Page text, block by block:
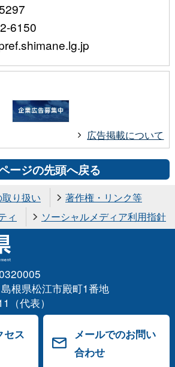
6150
広告掲載について
ージの先頭へ戻る
り扱い
著作権・リンク等
ィ
ソーシャルメディア利用指針
根県松江市殿町1番地
代表）
セス
メールでのお問い
合わせ